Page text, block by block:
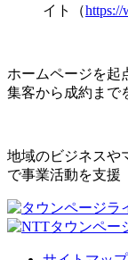
イト（https://
ホームページを起
集客から成約まで
地域のビジネスや
で事業活動を支援